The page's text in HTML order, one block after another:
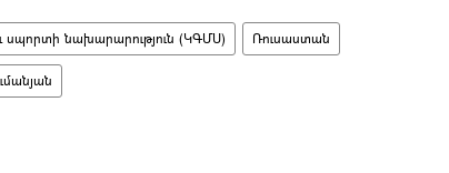
սպորտի նախարարություն (ԿԳՄՍ) Ռուսաստան